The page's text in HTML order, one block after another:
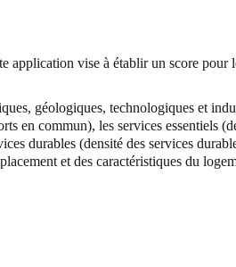
application vise à établir un score pour
géologiques, technologiques et
en commun), les services essentiels
durables (densité des services
et des caractéristiques du